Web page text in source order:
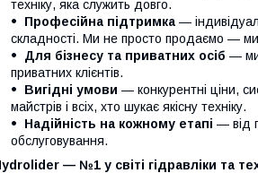
техніку, яка служить довго.
Професійна підтримка —
складності. Ми не просто продаємо — ми
Для бізнесу та приватних осіб — ми
приватних клієнтів.
Вигідні умови — конкурентні ціни,
майстрів і всіх, хто шукає якісну техніку.
Надійність на кожному етапі — від
обслуговування.
— №1 у світі гідравліки та